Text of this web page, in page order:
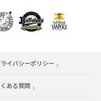
イバシーポリシー
ある質問